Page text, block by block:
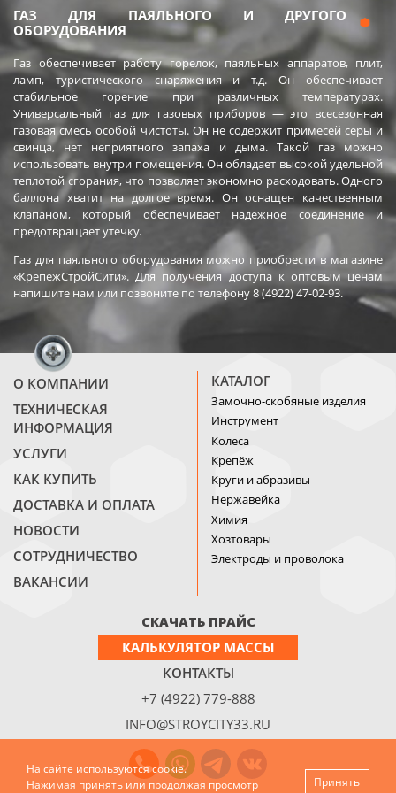
ГАЗ ДЛЯ ПАЯЛЬНОГО И ДРУГОГО
ОБОРУДОВАНИЯ
Газ обеспечивает работу горелок, паяльных аппаратов, плит,
ламп, туристического снаряжения и т.д. Он обеспечивает
стабильное горение при различных температурах.
Универсальный газ для газовых приборов — это всесезонная
газовая смесь особой чистоты. Он не содержит примесей серы и
свинца, нет неприятного запаха и дыма. Такой газ можно
использовать внутри помещения. Он обладает высокой удельной
теплотой сгорания, что позволяет экономно расходовать. Одного
баллона хватит на долгое время. Он оснащен качественным
клапаном, который обеспечивает надежное соединение и
предотвращает утечку.
Газ для паяльного оборудования можно приобрести в магазине
«КрепежСтройСити». Для получения доступа к оптовым ценам
напишите нам или позвоните по телефону 8 (4922) 47-02-93.
О КОМПАНИИ
ТЕХНИЧЕСКАЯ
ИНФОРМАЦИЯ
УСЛУГИ
КАК КУПИТЬ
ДОСТАВКА И ОПЛАТА
НОВОСТИ
СОТРУДНИЧЕСТВО
ВАКАНСИИ
КАТАЛОГ
Замочно-скобяные изделия
Инструмент
Колеса
Крепёж
Круги и абразивы
Нержавейка
Химия
Хозтовары
Электроды и проволока
СКАЧАТЬ ПРАЙС
КАЛЬКУЛЯТОР МАССЫ
КОНТАКТЫ
+7 (4922) 779-888
INFO@STROYCITY33.RU
На сайте используются cookie.
Нажимая принять или продолжая просмотр
Принять